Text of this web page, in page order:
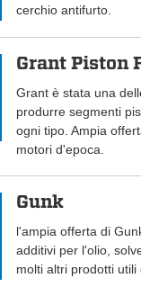
cerchio antifurto.
Grant Piston
Grant è stata una
produrre segmenti
ogni tipo. Ampia
motori d'epoca.
Gunk
l'ampia offerta di
additivi per l'olio,
molti altri prodotti utili